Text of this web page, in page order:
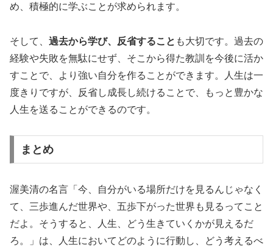
め、積極的に学ぶことが求められます。
そして、 過去から学び、反省すること も大切です。過去の
経験や失敗を無駄にせず、そこから得た教訓を今後に活か
すことで、より強い自分を作ることができます。人生は一
度きりですが、反省し成長し続けることで、もっと豊かな
人生を送ることができるのです。
まとめ
渥美清の名言「今、自分がいる場所だけを見るんじゃなく
て、三歩進んだ世界や、五歩下がった世界も見るってこと
だよ。そうすると、人生、どう生きていくかが見えるだ
ろ。」は、人生においてどのように行動し、どう考えるべ